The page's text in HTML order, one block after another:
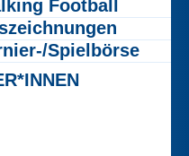
Football
Spielbörse